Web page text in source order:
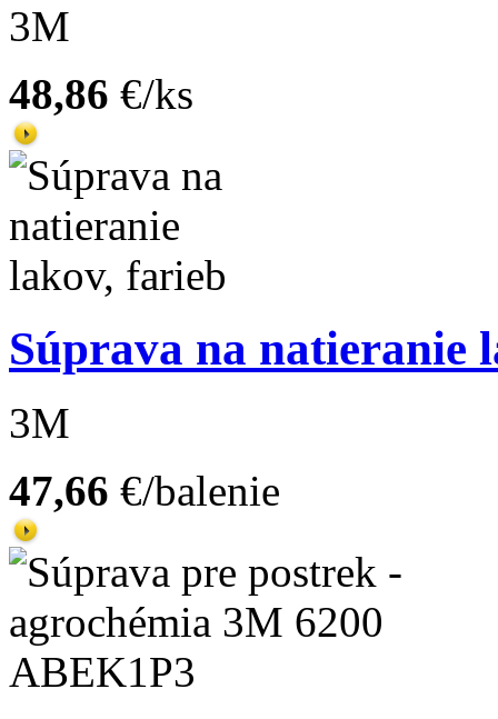
3M
48,86 €/ks
Súprava na natieranie
3M
47,66 €/balenie